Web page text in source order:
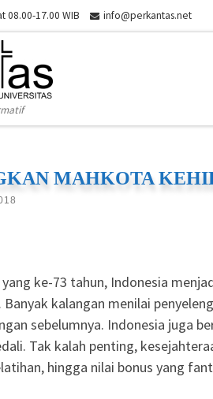
08.00-17.00 WIB info@perkantas.net
MAHKOTA
ke-73 tahun, Indonesia
Banyak kalangan menilai
sebelumnya. Indonesia juga
Tak kalah penting,
hingga nilai bonus yang